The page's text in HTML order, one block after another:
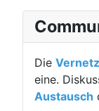
Die
eine.
Austausch